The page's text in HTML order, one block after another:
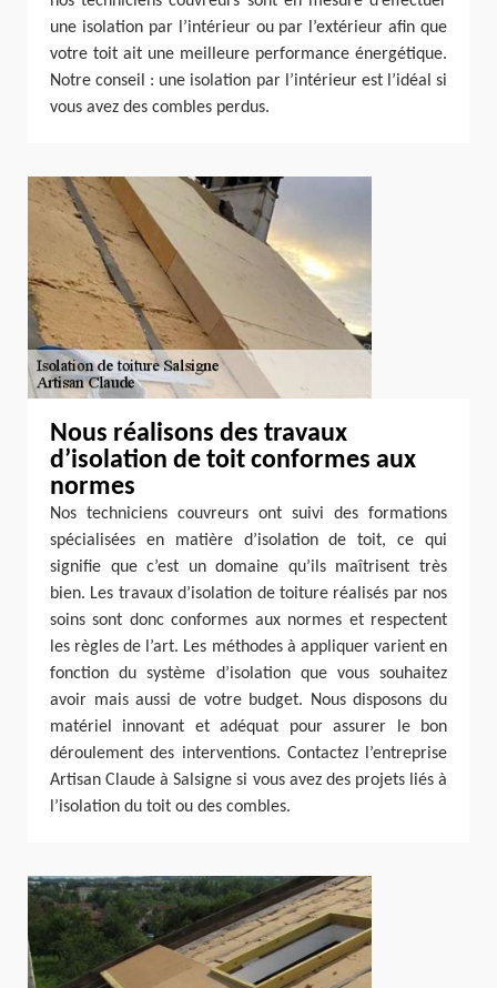
une isolation par l’intérieur ou par l’extérieur afin que
votre toit ait une meilleure performance énergétique.
Notre conseil : une isolation par l’intérieur est l’idéal si
vous avez des combles perdus.
Nous réalisons des travaux
d’isolation de toit conformes aux
normes
Nos techniciens couvreurs ont suivi des formations
spécialisées en matière d’isolation de toit, ce qui
signifie que c’est un domaine qu’ils maîtrisent très
bien. Les travaux d’isolation de toiture réalisés par nos
soins sont donc conformes aux normes et respectent
les règles de l’art. Les méthodes à appliquer varient en
fonction du système d’isolation que vous souhaitez
avoir mais aussi de votre budget. Nous disposons du
matériel innovant et adéquat pour assurer le bon
déroulement des interventions. Contactez l’entreprise
Artisan Claude à Salsigne si vous avez des projets liés à
l’isolation du toit ou des combles.